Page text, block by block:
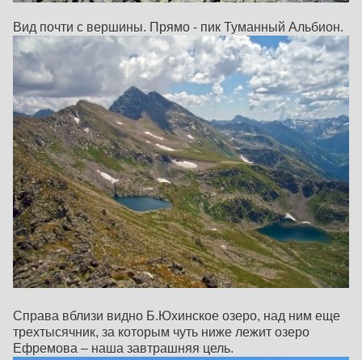
Вид почти с вершины. Прямо - пик Туманный Альбион.
Справа вблизи видно Б.Юхинское озеро, над ним еще
трехтысячник, за которым чуть ниже лежит озеро
Ефремова – наша завтрашняя цель.